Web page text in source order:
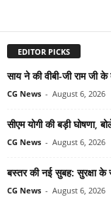
EDITOR PICKS
साय ने की वीबी-जी राम जी
CG News - August 6, 2026
सीएम योगी की बड़ी घोषणा,
CG News - August 6, 2026
बस्तर की नई सुबह: सुरक्षा के
CG News - August 6, 2026